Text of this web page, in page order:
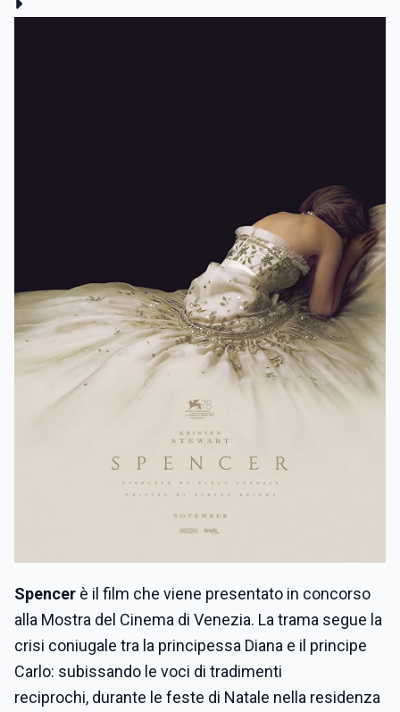
Spencer è il film che viene presentato in concorso
alla Mostra del Cinema di Venezia. La trama segue la
crisi coniugale tra la principessa Diana e il principe
Carlo: subissando le voci di tradimenti
reciprochi, durante le feste di Natale nella residenza